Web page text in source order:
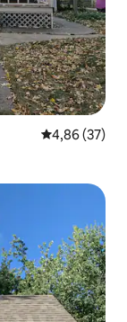
4,86 av 5 i
4,86 (37)